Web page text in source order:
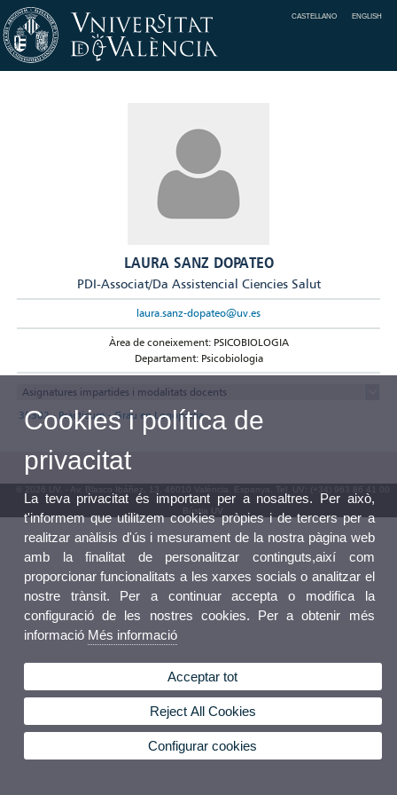
CASTELLANO ENGLISH
LAURA SANZ DOPATEO
PDI-Associat/Da Assistencial Ciencies Salut
laura.sanz-dopateo@uv.es
Àrea de coneixement: PSICOBIOLOGIA
Departament: Psicobiologia
Asignatures impartides i modalitats docents
35302 - Pràcticum - Grau en Logopèdia
© 2026 UV. - Av. Blasco Ibáñez, 13. 46010 València. Espanya. Tel. UV: (+34) 963 86 41 00
Bústia UV
Cookies i política de
privacitat
La teva privacitat és important per a nosaltres. Per això,
t'informem que utilitzem cookies pròpies i de tercers per a
realitzar anàlisis d'ús i mesurament de la nostra pàgina web
amb la finalitat de personalitzar continguts,així com
proporcionar funcionalitats a les xarxes socials o analitzar el
nostre trànsit. Per a continuar accepta o modifica la
configuració de les nostres cookies. Per a obtenir més
informació Més informació
Acceptar tot
Reject All Cookies
Configurar cookies